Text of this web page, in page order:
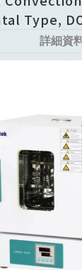
Type,
詳細資